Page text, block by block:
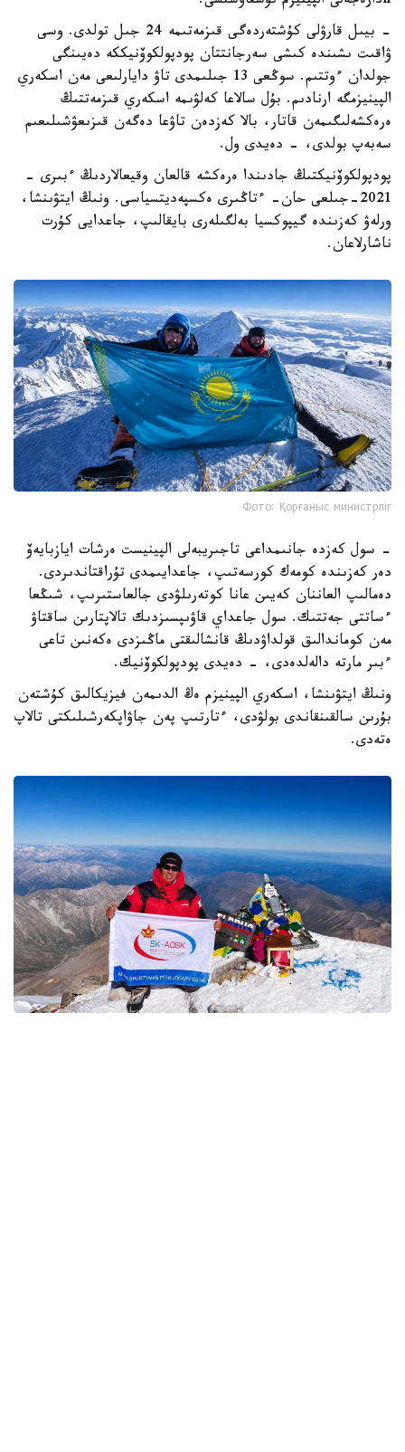
- بيىل قارۋلى كۇشتەردەگى قىزمەتىمە 24 جىل تولدى. وسى
ۋاقىت ىشىندە كىشى سەرجانتتان پودپولكوۆنيككە دەيىنگى
جولدان ءوتتىم. سوڭعى 13 جىلىمدى تاۋ دايارلىعى مەن اسكەري
الپينيزمگە ارنادىم. بۇل سالاعا كەلۋىمە اسكەري قىزمەتتىڭ
ەرەكشەلىگىمەن قاتار، بالا كەزدەن تاۋعا دەگەن قىزىعۋشىلىعىم
سەبەپ بولدى، - دەيدى ول.
پودپولكوۆنيكتىڭ جادىندا ەرەكشە قالعان وقيعالاردىڭ ءبىرى -
2021-جىلعى حان- ءتاڭىرى ەكسپەديتسياسى. ونىڭ ايتۋىنشا،
ورلەۋ كەزىندە گيپوكسيا بەلگىلەرى بايقالىپ، جاعدايى كۇرت
ناشارلاعان.
Фото: Қорғаныс министрліг
- سول كەزدە جانىمداعى تاجىريبەلى الپينيست ەرشات ايازبايەۆ
دەر كەزىندە كومەك كورسەتىپ، جاعدايىمدى تۇراقتاندىردى.
دەمالىپ العاننان كەيىن عانا كوتەرىلۋدى جالعاستىرىپ، شىڭعا
ءساتتى جەتتىك. سول جاعداي قاۋىپسىزدىك تالاپتارىن ساقتاۋ
مەن كوماندالىق قولداۋدىڭ قانشالىقتى ماڭىزدى ەكەنىن تاعى
ءبىر مارتە دالەلدەدى، - دەيدى پودپولكوۆنيك.
ونىڭ ايتۋىنشا، اسكەري الپينيزم ەڭ الدىمەن فيزيكالىق كۇشتەن
بۇرىن سالقىنقاندى بولۋدى، ءتارتىپ پەن جاۋاپكەرشىلىكتى تالاپ
ەتەدى.